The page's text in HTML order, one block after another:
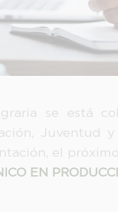
se está
Juventud
el
EN